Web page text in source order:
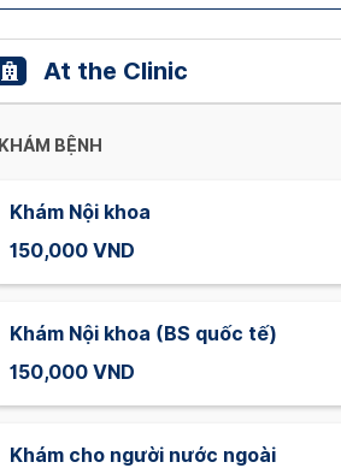
At the Clinic
KHÁM BỆNH
Khám Nội khoa
150,000 VND
Khám Nội khoa (BS quốc tế)
150,000 VND
Khám cho người nước ngoài